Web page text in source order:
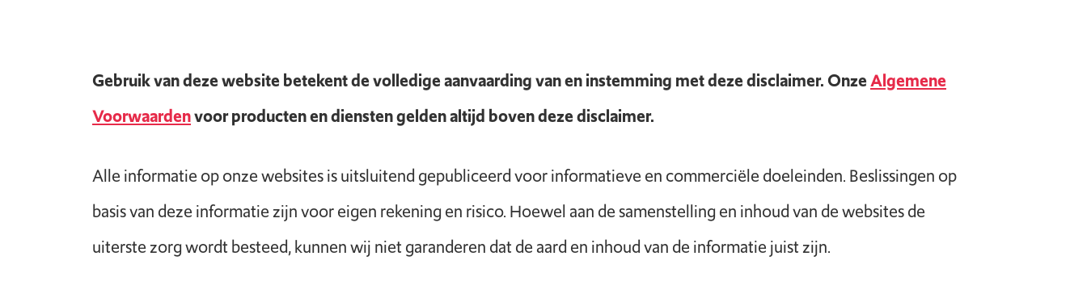
Gebruik van deze website betekent de volledige aanvaarding van en instemming met deze disclaimer. OnzeAlgemene
Voorwaardenvoor producten en diensten gelden altijd boven deze disclaimer.
Alle informatie op onze websites is uitsluitend gepubliceerd voor informatieve en commerciële doeleinden. Beslissingen op
basis van deze informatie zijn voor eigen rekening en risico. Hoewel aan de samenstelling en inhoud van de websites de
uiterste zorg wordt besteed, kunnen wij niet garanderen dat de aard en inhoud van de informatie juist zijn.